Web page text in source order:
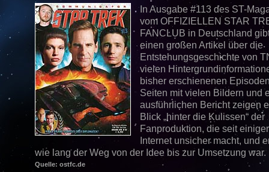
In Ausgabe #113 des ST-
vom OFFIZIELLEN STAR
FANCLUB in Deutschland
einen großen Artikel über die
Entstehungsgeschichte von
vielen
bisher erschienenen
Seiten mit vielen Bildern und
ausführlichen Bericht zeigen
Blick „hinter die Kulissen“ der
Fanproduktion, die seit
Internet unsicher macht, und
wie lang der Weg von der Idee bis zur Umsetzung war.
Quelle: ostfc.de